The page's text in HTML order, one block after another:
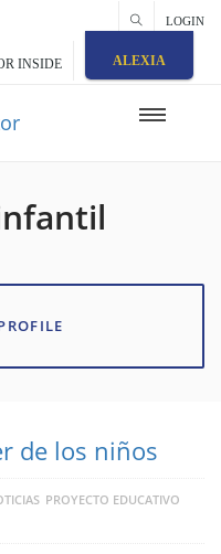
LOGIN
INSIDE ALEXIA
de los niños
PROYECTO EDUCATIVO